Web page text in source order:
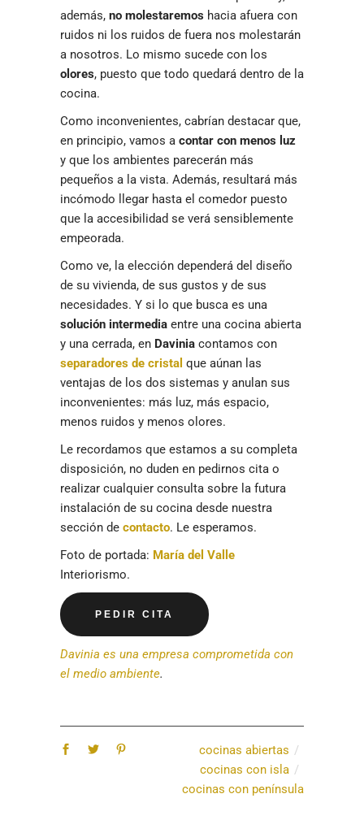
además, no molestaremos hacia afuera con
ruidos ni los ruidos de fuera nos molestarán
a nosotros. Lo mismo sucede con los
olores, puesto que todo quedará dentro de la
cocina.
Como inconvenientes, cabrían destacar que,
en principio, vamos a contar con menos luz
y que los ambientes parecerán más
pequeños a la vista. Además, resultará más
incómodo llegar hasta el comedor puesto
que la accesibilidad se verá sensiblemente
empeorada.
Como ve, la elección dependerá del diseño
de su vivienda, de sus gustos y de sus
necesidades. Y si lo que busca es una
solución intermedia entre una cocina abierta
y una cerrada, en Davinia contamos con
separadores de cristal que aúnan las
ventajas de los dos sistemas y anulan sus
inconvenientes: más luz, más espacio,
menos ruidos y menos olores.
Le recordamos que estamos a su completa
disposición, no duden en pedirnos cita o
realizar cualquier consulta sobre la futura
instalación de su cocina desde nuestra
sección de contacto. Le esperamos.
Foto de portada: María del Valle
Interiorismo.
PEDIR CITA
Davinia es una empresa comprometida con
el medio ambiente.
cocinas abiertas
cocinas con isla
cocinas con península